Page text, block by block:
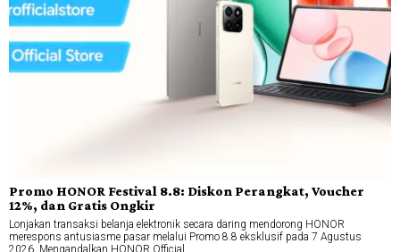
Promo HONOR Festival 8.8: Diskon Perangkat, Voucher
12%, dan Gratis Ongkir
Lonjakan transaksi belanja elektronik secara daring mendorong HONOR
merespons antusiasme pasar melalui Promo 8.8 eksklusif pada 7 Agustus
2026. Mengandalkan HONOR Official